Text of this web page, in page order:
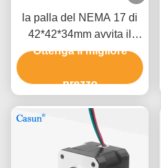
la palla del NEMA 17 di
42*42*34mm avvita il
motore passo a passo
Ottenga il migliore
prezzo